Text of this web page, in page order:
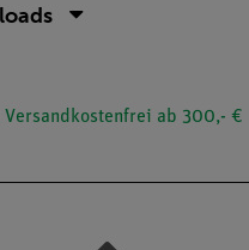
Versandkostenfrei ab 300,- €